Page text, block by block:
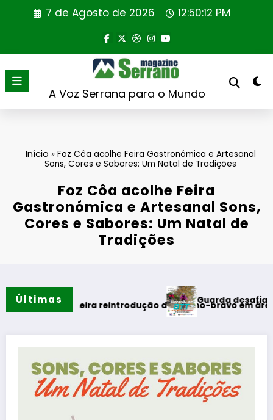
7 de Agosto de 2026 12:50:12 PM
A Voz Serrana para o Mundo
Início » Foz Côa acolhe Feira Gastronómica e Artesanal
Sons, Cores e Sabores: Um Natal de Tradições
Foz Côa acolhe Feira
Gastronómica e Artesanal Sons,
Cores e Sabores: Um Natal de
Tradições
Últimas
verãoprimeira reintrodução de coelho-bravo em área
Guarda desafia